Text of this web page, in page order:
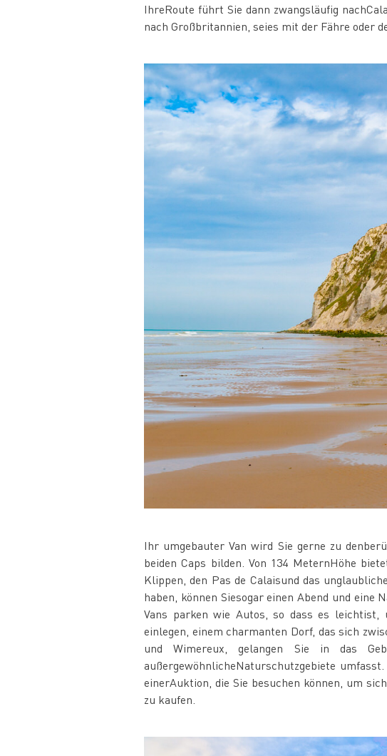
IhreRoute führt Sie dann zwangsläufig
nach Großbritannien, seies mit der Fähre oder
Ihr umgebauter Van wird Sie gerne zu
beiden Caps bilden. Von 134 MeternHöhe
Klippen, den Pas de Calaisund das
haben, können Siesogar einen Abend und
Vans parken wie Autos, so dass es leichtist,
einlegen, einem charmanten Dorf, das sich
und Wimereux, gelangen Sie in das
außergewöhnlicheNaturschutzgebiete
einerAuktion, die Sie besuchen können, um
zu kaufen.